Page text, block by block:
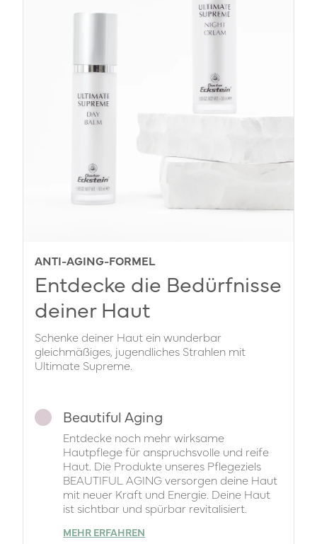
ANTI-AGING-FORMEL
Entdecke die Bedürfnisse
deiner Haut
Schenke deiner Haut ein wunderbar
gleichmäßiges, jugendliches Strahlen mit
Ultimate Supreme.
Beautiful Aging
Entdecke noch mehr wirksame
Hautpflege für anspruchsvolle und reife
Haut. Die Produkte unseres Pflegeziels
BEAUTIFUL AGING versorgen deine Haut
mit neuer Kraft und Energie. Deine Haut
ist sichtbar und spürbar revitalisiert.
MEHR ERFAHREN